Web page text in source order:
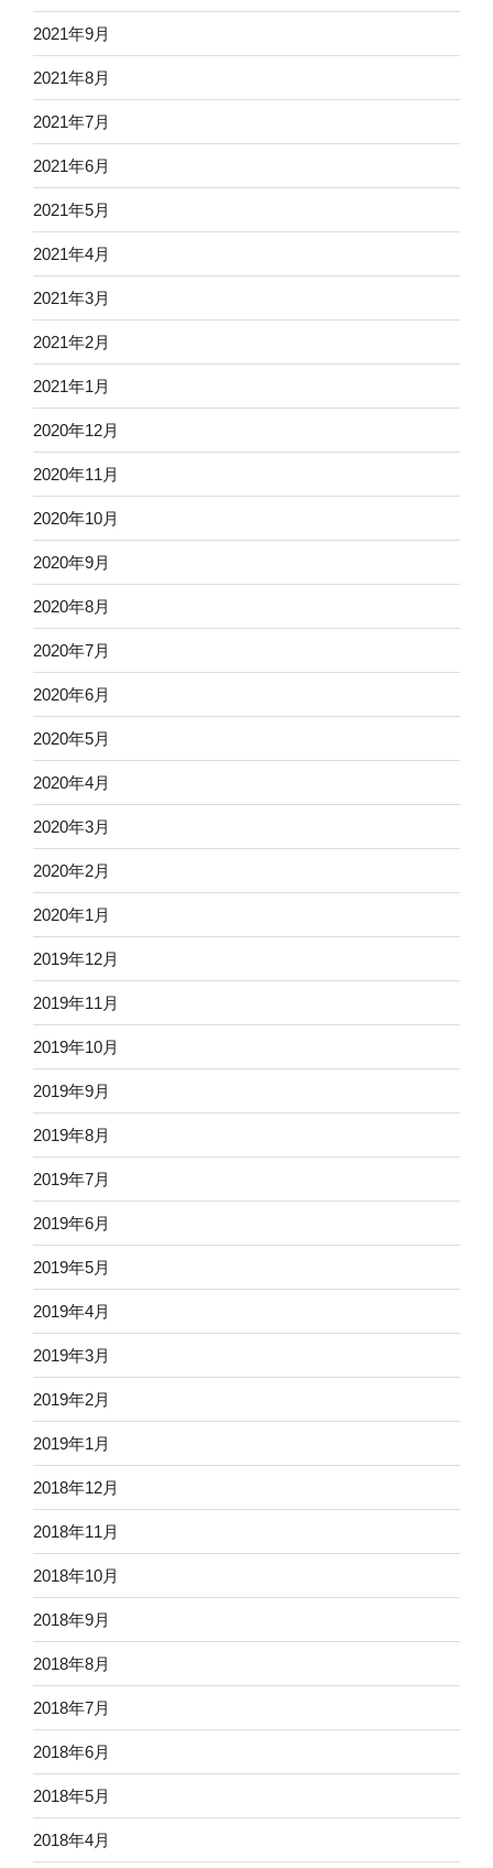
2021年9月
2021年8月
2021年7月
2021年6月
2021年5月
2021年4月
2021年3月
2021年2月
2021年1月
2020年12月
2020年11月
2020年10月
2020年9月
2020年8月
2020年7月
2020年6月
2020年5月
2020年4月
2020年3月
2020年2月
2020年1月
2019年12月
2019年11月
2019年10月
2019年9月
2019年8月
2019年7月
2019年6月
2019年5月
2019年4月
2019年3月
2019年2月
2019年1月
2018年12月
2018年11月
2018年10月
2018年9月
2018年8月
2018年7月
2018年6月
2018年5月
2018年4月